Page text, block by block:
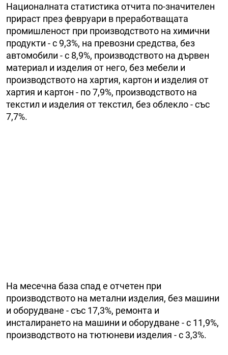
Националната статистика отчита по-значителен
прираст през февруари в преработващата
промишленост при производството на химични
продукти - с 9,3%, на превозни средства, без
автомобили - с 8,9%, производството на дървен
материал и изделия от него, без мебели и
производството на хартия, картон и изделия от
хартия и картон - по 7,9%, производството на
текстил и изделия от текстил, без облекло - със
7,7%.
На месечна база спад е отчетен при
производството на метални изделия, без машини
и оборудване - със 17,3%, ремонта и
инсталирането на машини и оборудване - с 11,9%,
производството на тютюневи изделия - с 3,3%.